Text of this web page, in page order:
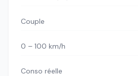
Couple
0 – 100 km/h
Conso réelle